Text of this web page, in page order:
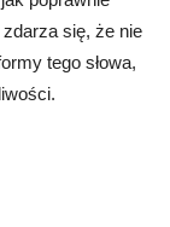
zdarza się, że nie
tego słowa,